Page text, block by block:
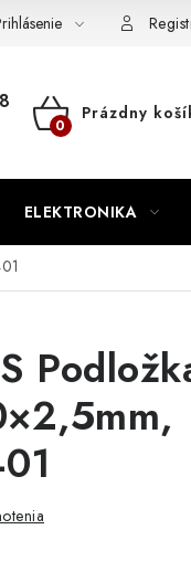
NÁKUPNÝ
Prázdny
ELEKTRONIKA